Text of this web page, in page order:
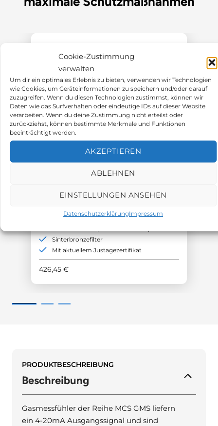
Cookie-Zustimmung
verwalten
Um dir ein optimales Erlebnis zu bieten, verwenden wir Technologien
wie Cookies, um Geräteinformationen zu speichern und/oder darauf
zuzugreifen. Wenn du diesen Technologien zustimmst, können wir
Daten wie das Surfverhalten oder eindeutige IDs auf dieser Website
verarbeiten. Wenn du deine Zustimmung nicht erteilst oder
zurückziehst, können bestimmte Merkmale und Funktionen
beeinträchtigt werden.
AKZEPTIEREN
ABLEHNEN
EINSTELLUNGEN ANSEHEN
DatenschutzerklärungImpressum
426,45 €
4-20mA Ausgangssignal
Sinterbronzefilter
Mit aktuellem Justagezertifikat
PRODUKTBESCHREIBUNG
Beschreibung
Gasmessfühler der Reihe MCS GMS liefern
ein 4-20mA Ausgangssignal und sind